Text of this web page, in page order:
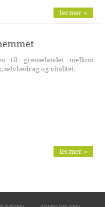
les mer »
til grenselandet mellom
selvbedrag og vitalitet.
les mer »